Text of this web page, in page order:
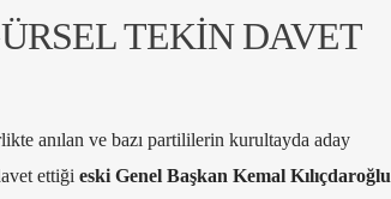
TEKİN DAVET
anılan ve bazı partililerin kurultayda aday
ettiği eski Genel Başkan Kemal Kılıçdaroğlu